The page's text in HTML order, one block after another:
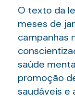
O texto da
meses de
campanhas
saúde
promoção
saudáveis e